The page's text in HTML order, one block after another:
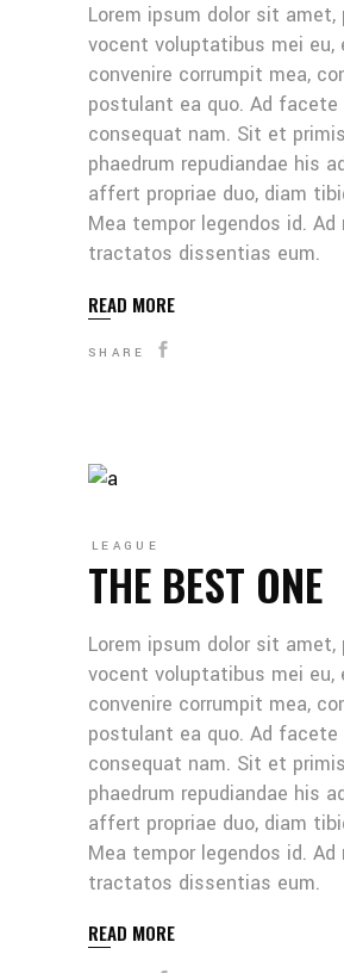
Lorem ipsum dolor sit amet,
vocent voluptatibus mei eu,
convenire corrumpit mea,
postulant ea quo. Ad facete
consequat nam. Sit et
phaedrum repudiandae his
affert propriae duo, diam
Mea tempor legendos id. Ad
tractatos dissentias eum.
READ MORE
SHARE
LEAGUE
THE BEST ONE
Lorem ipsum dolor sit amet,
vocent voluptatibus mei eu,
convenire corrumpit mea,
postulant ea quo. Ad facete
consequat nam. Sit et
phaedrum repudiandae his
affert propriae duo, diam
Mea tempor legendos id. Ad
tractatos dissentias eum.
READ MORE